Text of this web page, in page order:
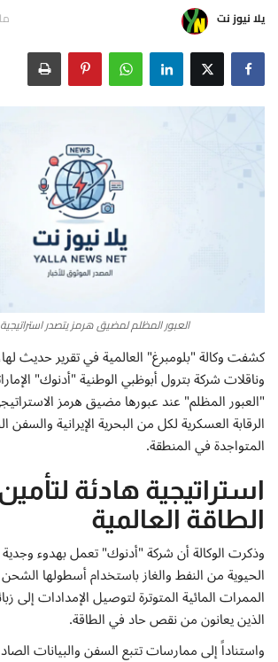
ثقافة وفن
تكنولوجيا وعلوم
صحة ولياقة
أطباق من المطابخ العربية
سياحة وسفر
سياسة الخصوصية
البنود والشروط
إتصل بنا
يلا نيوز نت مايو
العبور المظلم لمضيق هرمز يتصدر
كشفت وكالة "بلومبرغ" العالمية في تقرير حديث
وناقلات شركة بترول أبوظبي الوطنية "أدنوك"
"العبور المظلم" عند عبورها مضيق هرمز
الرقابة العسكرية لكل من البحرية الإيرانية والسفن
المتواجدة في المنطقة.
استراتيجية هادئة
الطاقة العالمية
وذكرت الوكالة أن شركة "أدنوك" تعمل بهدوء
الحيوية من النفط والغاز باستخدام أسطولها
الممرات المائية المتوترة لتوصيل الإمدادات إلى
الذين يعانون من نقص حاد في الطاقة.
واستناداً إلى ممارسات تتبع السفن والبيانات